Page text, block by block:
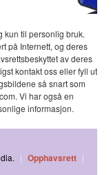
kun til personlig bruk.
på Internett, og deres
av deres
kontakt oss eller fyll ut
så snart som
Vi har også en
informasjon.
| Opphavsrett |